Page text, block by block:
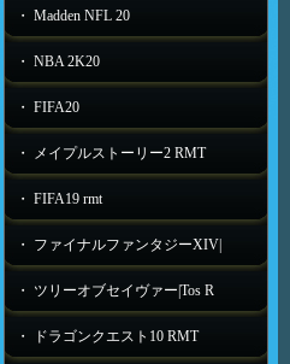
・ Madden NFL 20
・ NBA 2K20
・ FIFA20
・ メイプルストーリー2 RMT
・ FIFA19 rmt
・ ファイナルファンタジーXIV|
・ ツリーオブセイヴァー|Tos R
・ ドラゴンクエスト10 RMT